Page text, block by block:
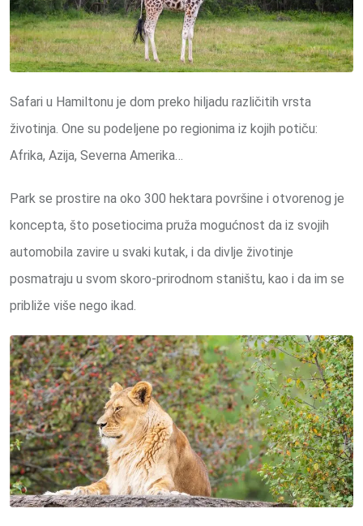
Safari u Hamiltonu je dom preko hiljadu različitih vrsta
životinja. One su podeljene po regionima iz kojih potiču:
Afrika, Azija, Severna Amerika…
Park se prostire na oko 300 hektara površine i otvorenog je
koncepta, što posetiocima pruža mogućnost da iz svojih
automobila zavire u svaki kutak, i da divlje životinje
posmatraju u svom skoro-prirodnom staništu, kao i da im se
približe više nego ikad.